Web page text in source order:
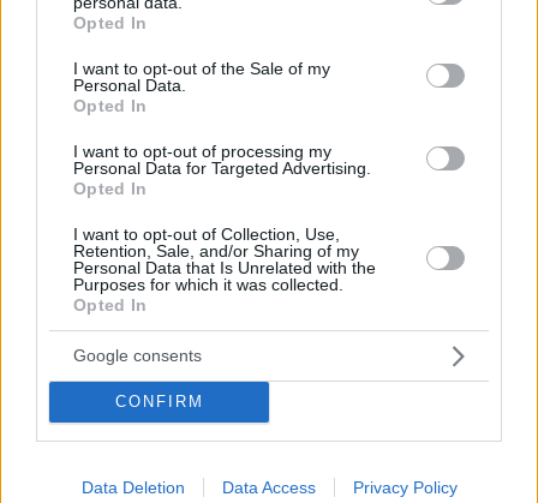
grant or deny consent to Google and its third-party tags to
use your data for below specified purposes in below Google
consent section.
Opted In
I want to opt-out of the Sale of my
Personal Data.
Opted In
I want to opt-out of processing my
Personal Data for Targeted Advertising.
Opted In
I want to opt-out of Collection, Use,
Retention, Sale, and/or Sharing of my
Personal Data that Is Unrelated with the
Purposes for which it was collected.
Opted In
Google consents
CONFIRM
Data Deletion Data Access Privacy Policy
Κάτι αλλάζει στον χάρτη της πανεπιστημιακής εκπαίδευσης
στην Ελλάδα
03.08.2026, 11:06
μεγάλων έργων
30.07.2026, 15:25